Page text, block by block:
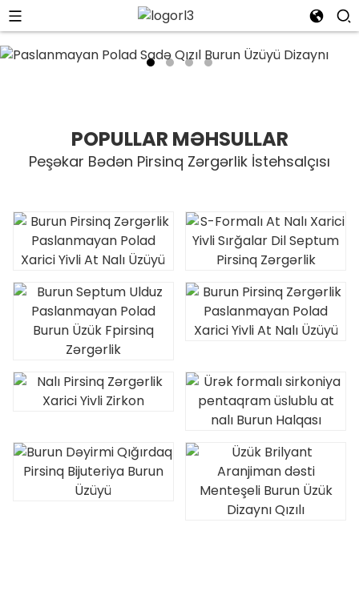
POPULLAR MƏHSULLAR
Peşəkar Bədən Pirsinq Zərgərlik İstehsalçısı